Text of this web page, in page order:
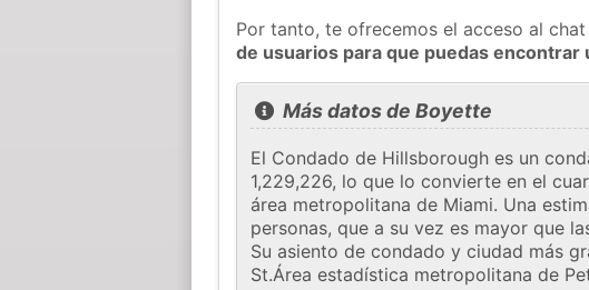
Por tanto, te ofrecemos el acceso al
de usuarios para que puedas
Más datos de Boyette
El Condado de Hillsborough es un
1,229,226, lo que lo convierte en el
área metropolitana de Miami. Una
personas, que a su vez es mayor que
Su asiento de condado y ciudad más
St.Área estadística metropolitana de